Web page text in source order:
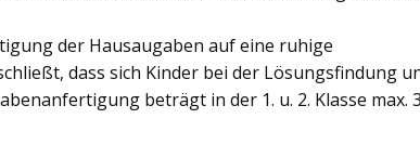
der Hausaugaben auf eine ruhige
dass sich Kinder bei der Lösungsfindung
beträgt in der 1. u. 2. Klasse max.